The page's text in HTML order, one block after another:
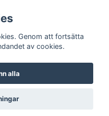
Genom att fortsätta
av cookies.
alla